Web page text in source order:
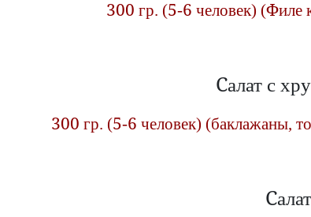
300 гр. (5-6 человек) (Филе
Салат с
300 гр. (5-6 человек) (баклажаны,